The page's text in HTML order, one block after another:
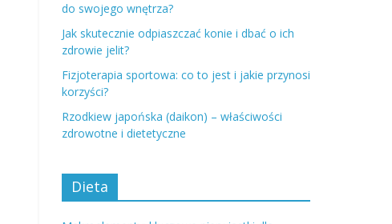
do swojego wnętrza?
Jak skutecznie odpiaszczać konie i dbać o ich
zdrowie jelit?
Fizjoterapia sportowa: co to jest i jakie przynosi
korzyści?
Rzodkiew japońska (daikon) – właściwości
zdrowotne i dietetyczne
Dieta